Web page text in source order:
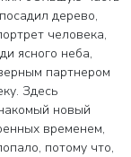
дерево,
человека,
ясного неба,
партнером
Здесь
новый
временем,
потому что,